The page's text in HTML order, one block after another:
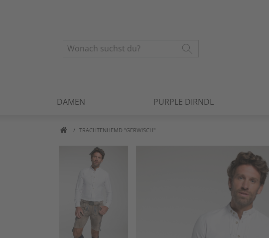
DAMEN PURPLE DIRNDL
TRACHTENHEMD "GERWISCH"
Artikelbilder überspringen